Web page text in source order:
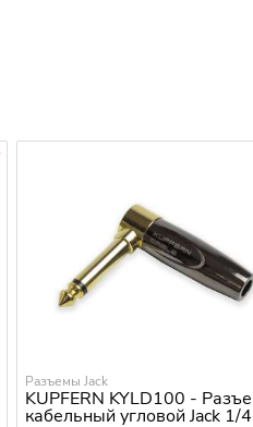
Разъемы Jack
KUPFERN KYLD100 -
кабельный угловой Jack 1/4